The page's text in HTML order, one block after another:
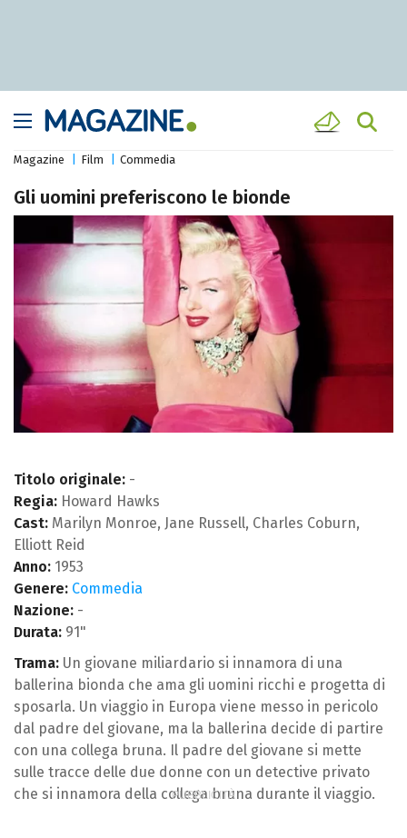
Magazine Film Commedia
Gli uomini preferiscono le bionde
Titolo originale: -
Regia: Howard Hawks
Cast: Marilyn Monroe, Jane Russell, Charles Coburn,
Elliott Reid
Anno: 1953
Genere: Commedia
Nazione: -
Durata: 91"
Trama: Un giovane miliardario si innamora di una
ballerina bionda che ama gli uomini ricchi e progetta di
sposarla. Un viaggio in Europa viene messo in pericolo
dal padre del giovane, ma la ballerina decide di partire
con una collega bruna. Il padre del giovane si mette
sulle tracce delle due donne con un detective privato
che si innamora della collega bruna durante il viaggio.